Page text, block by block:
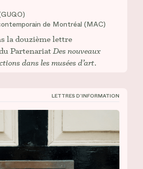
de Montréal (MAC)
la douzième lettre
PartenariatDes nouveaux
dans les musées d’art.
n° 11
LETTRES D’INFORMATION